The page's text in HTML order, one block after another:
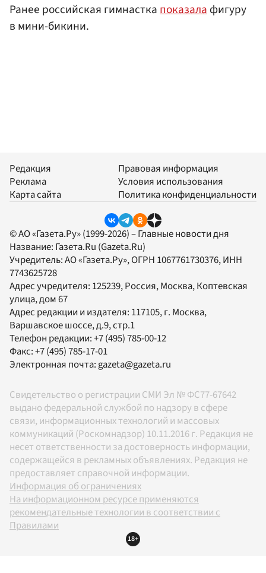
Ранее российская гимнасткапоказалафигуру
в мини-бикини.
Редакция
Реклама
Карта сайта
Правовая информация
Условия использования
Политика конфиденциальности
© АО «Газета.Ру» (1999-2026) – Главные новости дня
Название: Газета.Ru (Gazeta.Ru)
Учредитель:АО «Газета.Ру», ОГРН 1067761730376, ИНН
7743625728
Адрес учредителя: 125239, Россия, Москва, Коптевская
улица, дом 67
Адрес редакции и издателя: 117105, г. Москва,
Варшавское шоссе, д.9, стр.1
Телефон редакции:+7 (495) 785-00-12
Факс:+7 (495) 785-17-01
Электронная почта: gazeta@gazeta.ru
Свидетельство о регистрации СМИ Эл № ФС77-67642
выдано федеральной службой по надзору в сфере
связи, информационных технологий и массовых
коммуникаций (Роскомнадзор) 10.11.2016 г. Редакция не
несет ответственности за достоверность информации,
содержащейся в рекламных объявлениях. Редакция не
предоставляет справочной информации.
Информация об ограничениях
На информационном ресурсе применяются
рекомендательные технологии в соответствии с
Правилами
18+